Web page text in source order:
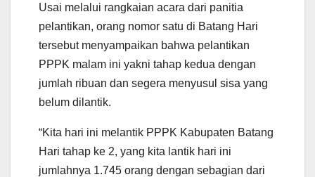
Usai melalui rangkaian acara dari panitia
pelantikan, orang nomor satu di Batang Hari
tersebut menyampaikan bahwa pelantikan
PPPK malam ini yakni tahap kedua dengan
jumlah ribuan dan segera menyusul sisa yang
belum dilantik.
“Kita hari ini melantik PPPK Kabupaten Batang
Hari tahap ke 2, yang kita lantik hari ini
jumlahnya 1.745 orang dengan sebagian dari